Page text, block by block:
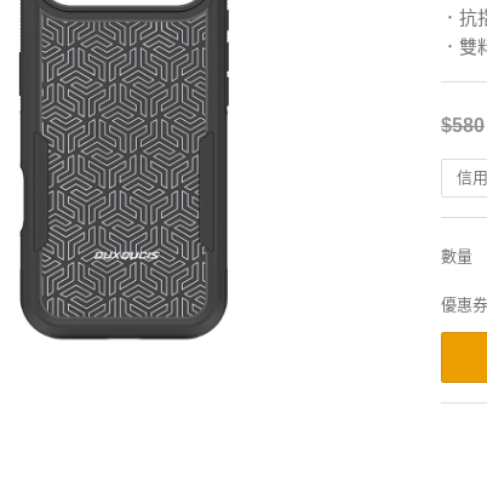
．抗
．
$580
信
數量
優惠券